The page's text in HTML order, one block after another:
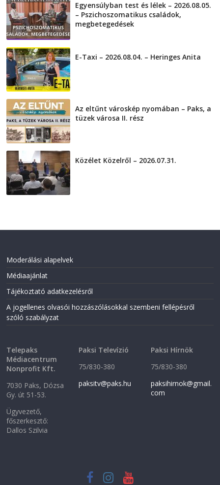
Egyensúlyban test és lélek – 2026.08.05.
– Pszichoszomatikus családok,
megbetegedések
E-Taxi – 2026.08.04. – Heringes Anita
Az eltűnt városkép nyomában – Paks, a
tüzek városa II. rész
Közélet Közelről – 2026.07.31.
Moderálási alapelvek
Médiaajánlat
Tájékoztató adatkezelésről
A jogellenes olvasói hozzászólásokkal szembeni fellépésről
szóló szabályzat
Telepaks
Médiacentrum
Nonprofit Kft.
7030 Paks, Dózsa
Gy. út 51-53.
Ügyvezető,
főszerkesztő:
Dallos Szilvia
Paksi Televízió
75/830-380
paksitv@paks.hu
Paksi Hírnök
75/830-380
paksihirnok@gmail.
com